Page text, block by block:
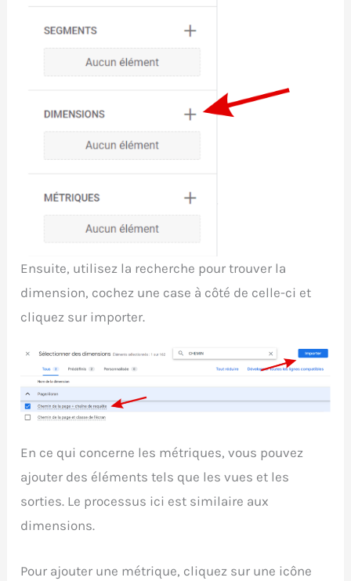
Ensuite, utilisez la recherche pour trouver la
dimension, cochez une case à côté de celle-ci et
cliquez sur importer.
En ce qui concerne les métriques, vous pouvez
ajouter des éléments tels que les vues et les
sorties. Le processus ici est similaire aux
dimensions.
Pour ajouter une métrique, cliquez sur une icône